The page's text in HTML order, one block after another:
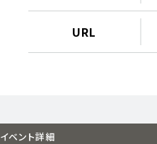
URL
イベント詳細